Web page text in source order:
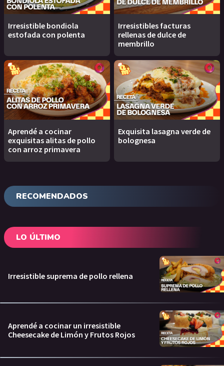
Irresistible bondiola
estofada con polenta
Irresistibles facturas
rellenas de dulce de
membrillo
Aprendé a cocinar
exquisitas alitas de pollo
con arroz primavera
Exquisita lasagna verde de
bolognesa
RECOMENDADOS
LO ÚLTIMO
Irresistible suprema de pollo rellena
Aprendé a cocinar un irresistible
Cheesecake de Limón y Frutos Rojos